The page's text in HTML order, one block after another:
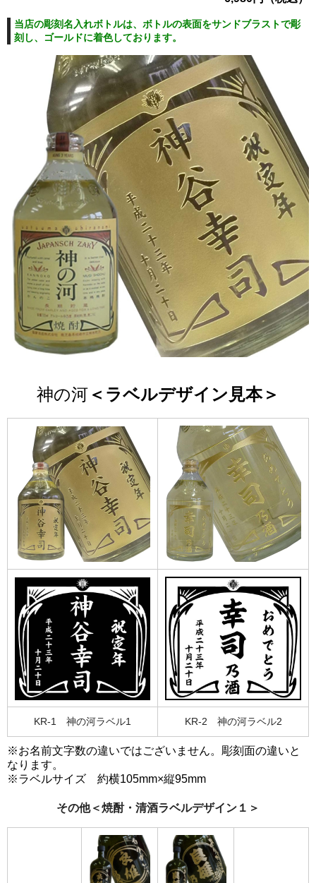
当店の彫刻名入れボトルは、ボトルの表面をサンドブラストで彫
刻し、ゴールドに着色しております。
神の河 ＜ラベルデザイン見本＞
KR-1 神の河ラベル1 KR-2 神の河ラベル2
※お名前文字数の違いではございません。彫刻面の違いと
なります。
※ラベルサイズ 約横105mm×縦95mm
その他＜焼酎・清酒ラベルデザイン１＞